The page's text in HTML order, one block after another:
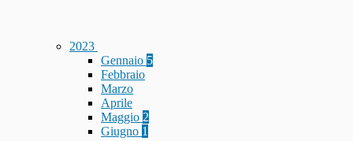
2023
Gennaio 5
Febbraio
Marzo
Aprile
Maggio 2
Giugno 1